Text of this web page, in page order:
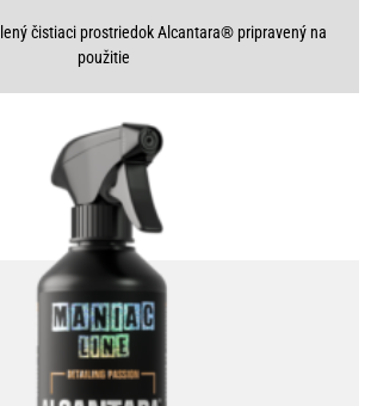
čistiaci prostriedok Alcantara® pripravený na
použitie